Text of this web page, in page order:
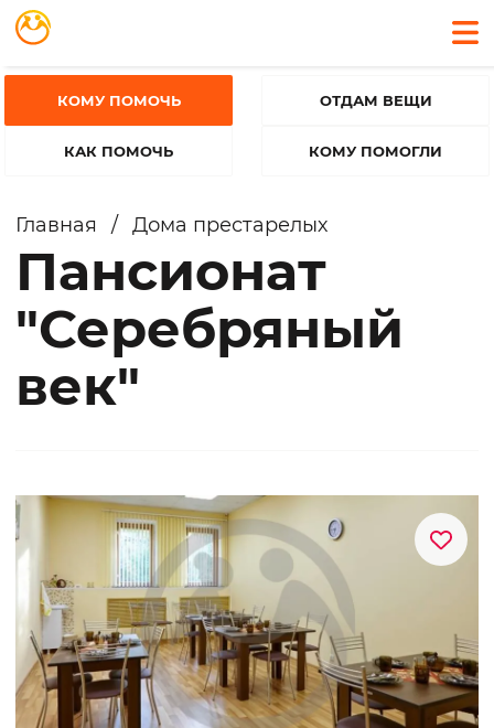
КОМУ ПОМОЧЬ
КАК ПОМОЧЬ
ОТДАМ ВЕЩИ
КОМУ ПОМОГЛИ
Главная / Дома престарелых
Пансионат
"Серебряный
век"